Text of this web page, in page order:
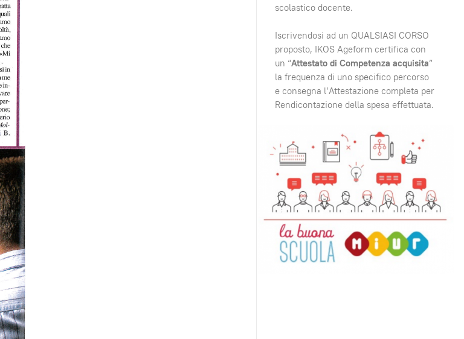
scolastico docente.
Iscrivendosi ad un QUALSIASI CORSO
proposto, IKOS Ageform certifica con
un “Attestato di Competenza acquisita”
la frequenza di uno specifico percorso
e consegna l’Attestazione completa per
Rendicontazione della spesa effettuata.